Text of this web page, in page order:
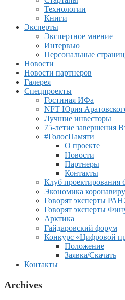
Технологии
Книги
Эксперты
Экспертное мнение
Интервью
Персональные
Новости
Новости партнеров
Галерея
Спецпроекты
Гостиная ИФа
NFT Юрия
Лучшие инвесторы
75-летие завершения
#ГолосПамяти
О проекте
Новости
Партнеры
Контакты
Клуб проектирования
Экономика
Говорят эксперты
Говорят эксперты
Арктика
Гайдаровский форум
Конкурс «Цифровой
Положение
Заявка/Скачать
Контакты
Archives